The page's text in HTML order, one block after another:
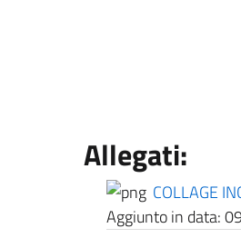
Allegati:
COLLAGE
Aggiunto in data: